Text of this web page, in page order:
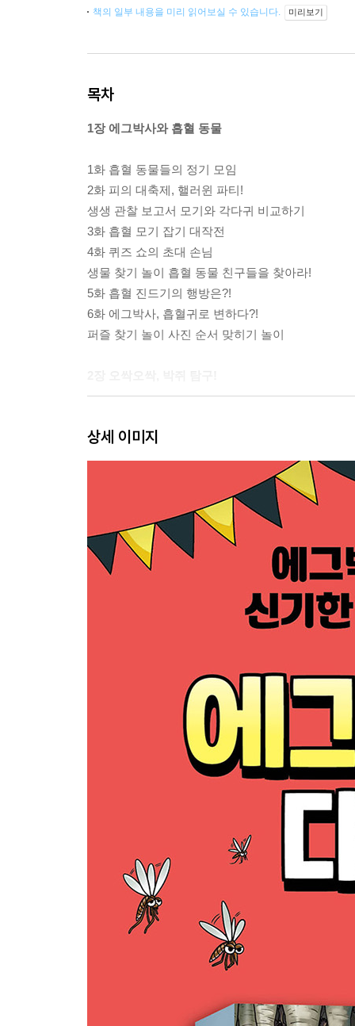
책의 일부 내용을 미리 읽어보실 수 있습니다. 미리보기
목차
1장 에그박사와 흡혈 동물
1화 흡혈 동물들의 정기 모임
2화 피의 대축제, 핼러윈 파티!
생생 관찰 보고서 모기와 각다귀 비교하기
3화 흡혈 모기 잡기 대작전
4화 퀴즈 쇼의 초대 손님
생물 찾기 놀이 흡혈 동물 친구들을 찾아라!
5화 흡혈 진드기의 행방은?!
6화 에그박사, 흡혈귀로 변하다?!
퍼즐 찾기 놀이 사진 순서 맞히기 놀이
8화 박쥐들의 화려한 밤
이름 찾기 놀이 박쥐의 자기소개서
10화 별장에서 만난 박쥐
다른 그림 찾기 별장 안의 붉은박쥐
11화 붉은박쥐 구조하기
12화 폐광에서 발견된 박쥐들
말풍선 채우기 에그박사의 그림일기
상세 이미지